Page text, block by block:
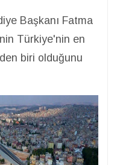
Başkanı Fatma
Türkiye'nin en
biri olduğunu